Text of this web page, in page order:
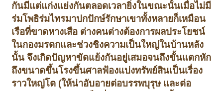
กันมีแต่แก่งแย่งกันตลอดเวลายิ่งในขณะนั้นเมื่อไม่มี
ร่มโพธิร่มไทรมาปกปักษ์รักษาเขาทั้งหลายก็เหมือน
เรือที่ขาดหางเสือ ต่างคนต่างต้องการผลประโยชน์
ในกองมรดกและช่วงชิงความเป็นใหญ่ในบ้านหลัง
นั้น จึงเกิดปัญหาขัดแย้งกันอยู่เสมอจนถึงขั้นแตกหัก
ถึงขนาดขึ้นโรงขึ้นศาลฟ้องแบ่งทรัพย์สินเป็นเรื่อง
ราวใหญ่โต (ให้น่าอับอายต่อบรรพบุรุษ และต่อ